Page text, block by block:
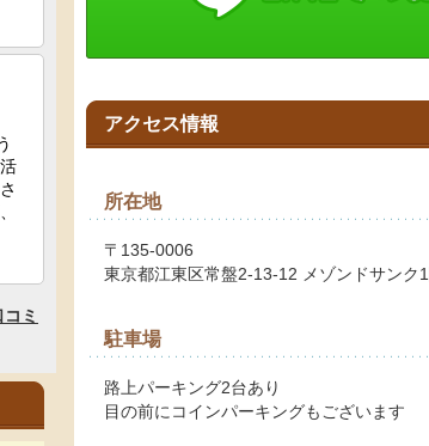
アクセス情報
所在地
〒135-0006
東京都江東区常盤2-13-12 メゾンドサンク
駐車場
路上パーキング2台あり
目の前にコインパーキングもございます